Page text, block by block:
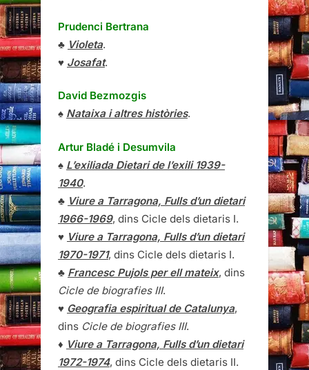
Prudenci Bertrana
♣ Violeta.
♥ Josafat.
David Bezmozgis
♠ Nataixa i altres històries.
Artur Bladé i Desumvila
♠ L’exiliada Dietari de l’exili 1939-
1940.
♣ Viure a Tarragona, Fulls d’un dietari
1966-1969, dins Cicle dels dietaris I.
♥ Viure a Tarragona, Fulls d’un dietari
1970-1971, dins Cicle dels dietaris I.
♣ Francesc Pujols per ell mateix, dins
Cicle de biografies III.
♥ Geografia espiritual de Catalunya,
dins Cicle de biografies III.
♦ Viure a Tarragona, Fulls d’un dietari
1972-1974, dins Cicle dels dietaris II.